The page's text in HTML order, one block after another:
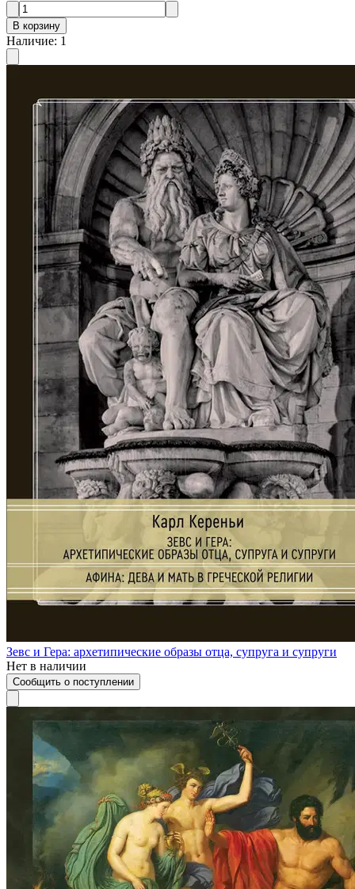
В корзину
Наличие: 1
Зевс и Гера: архетипические образы отца, супруга и супруги
Нет в наличии
Сообщить о поступлении